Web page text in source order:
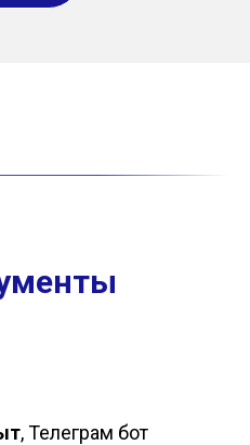
, Телеграм бот